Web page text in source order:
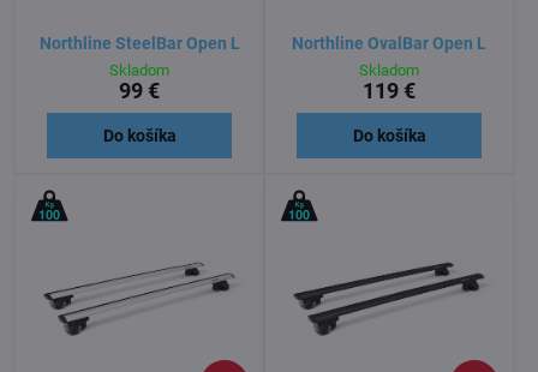
Northline SteelBar Open L
Skladom
99 €
Do košíka
Northline OvalBar Open L
Skladom
119 €
Do košíka